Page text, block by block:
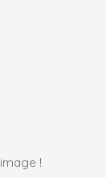
!